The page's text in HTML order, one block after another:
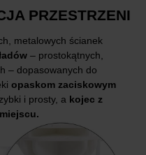
PRZESTRZENI
metalowych ścianek
– prostokątnych,
– dopasowanych do
opaskom zaciskowym
i prosty, a kojec z